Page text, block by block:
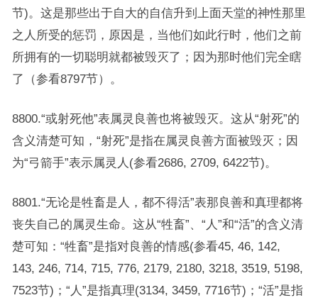
节)。这是那些出于自大的自信升到上面天堂的神性那里
之人所受的惩罚，原因是，当他们如此行时，他们之前
所拥有的一切聪明就都被毁灭了；因为那时他们完全瞎
了（参看8797节）。
8800.“或射死他”表属灵良善也将被毁灭。这从“射死”的
含义清楚可知，“射死”是指在属灵良善方面被毁灭；因
为“弓箭手”表示属灵人(参看2686, 2709, 6422节)。
8801.“无论是牲畜是人，都不得活”表那良善和真理都将
丧失自己的属灵生命。这从“牲畜”、“人”和“活”的含义清
楚可知：“牲畜”是指对良善的情感(参看45, 46, 142,
143, 246, 714, 715, 776, 2179, 2180, 3218, 3519, 5198,
7523节)；“人”是指真理(3134, 3459, 7716节)；“活”是指